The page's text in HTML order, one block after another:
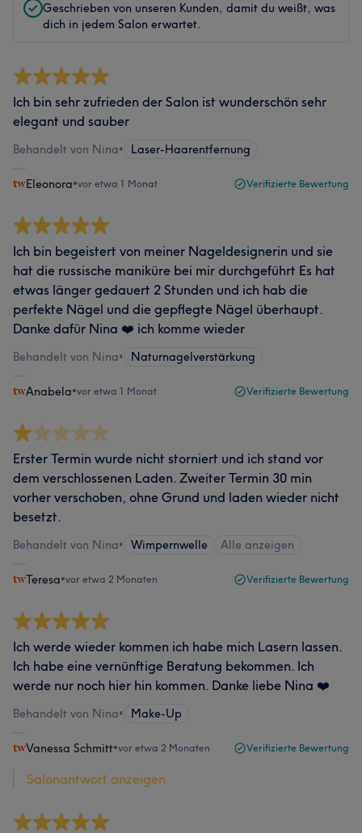
Geschrieben von unseren Kunden, damit du weißt, was
dich in jedem Salon erwartet.
Ich bin sehr zufrieden der Salon ist wunderschön sehr
elegant und sauber
Behandelt von Nina• Laser-Haarentfernung
Eleonora•vor etwa 1 Monat Verifizierte Bewertung
Ich bin begeistert von meiner Nageldesignerin und sie
hat die russische maniküre bei mir durchgeführt Es hat
etwas länger gedauert 2 Stunden und ich hab die
perfekte Nägel und die gepflegte Nägel überhaupt.
Danke dafür Nina ❤️ ich komme wieder
Behandelt von Nina• Naturnagelverstärkung
Anabela•vor etwa 1 Monat Verifizierte Bewertung
Erster Termin wurde nicht storniert und ich stand vor
dem verschlossenen Laden. Zweiter Termin 30 min
vorher verschoben, ohne Grund und laden wieder nicht
besetzt.
Behandelt von Nina• Wimpernwelle Alle anzeigen
Teresa•vor etwa 2 Monaten Verifizierte Bewertung
Ich werde wieder kommen ich habe mich Lasern lassen.
Ich habe eine vernünftige Beratung bekommen. Ich
werde nur noch hier hin kommen. Danke liebe Nina ❤️
Behandelt von Nina• Make-Up
Vanessa Schmitt•vor etwa 2 Monaten Verifizierte Bewertung
Salonantwort anzeigen